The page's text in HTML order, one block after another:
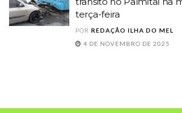
terça-feira
POR REDAÇÃO ILHA DO MEL
4 DE NOVEMBRO DE 2025